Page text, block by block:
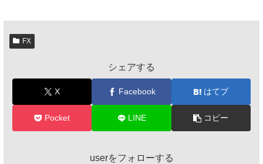
FX
シェアする
X Facebook はてブ
Pocket LINE コピー
userをフォローする